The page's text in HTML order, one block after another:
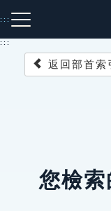
到
主
:::
:::
返回部首索
您檢索